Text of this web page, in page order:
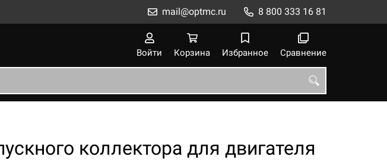
8 800 333 16 81
mail@optmc.ru
Войти Корзина Избранное Сравнение
коллектора для двигателя